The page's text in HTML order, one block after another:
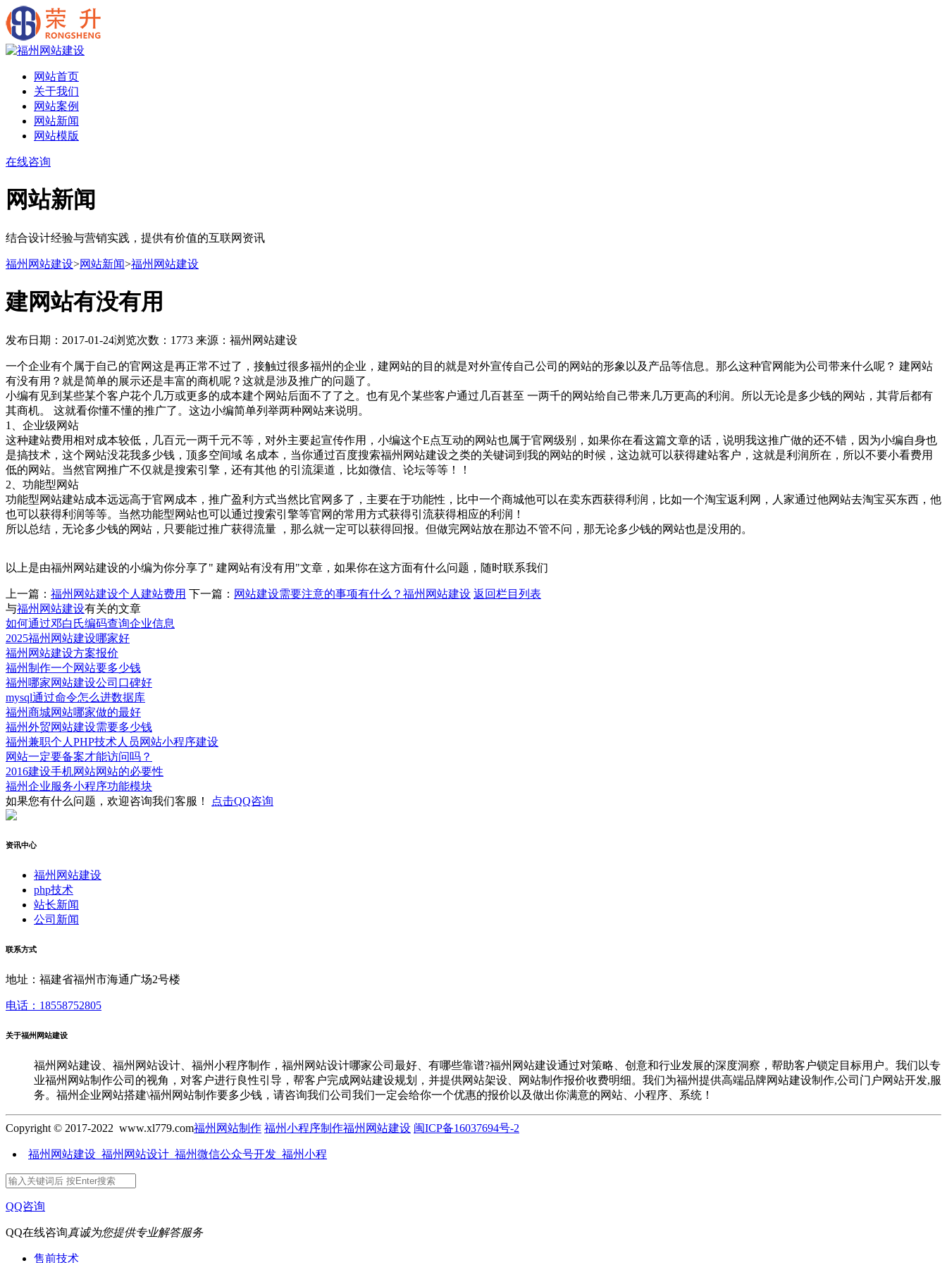
网站首页
关于我们
网站案例
网站新闻
网站模版
在线咨询
网站新闻
结合设计经验与营销实践，提供有价值的互联网资讯
福州网站建设>网站新闻>福州网站建设
建网站有没有用
发布日期：2017-01-24浏览次数：1773 来源：福州网站建设
一个企业有个属于自己的官网这是再正常不过了，接触过很多福州的企业，建网站的目的就是对外宣传自己公司的网站的形象以及产品等信息。那么这种官网能为公司带来什么呢？ 建网站
有没有用？就是简单的展示还是丰富的商机呢？这就是涉及推广的问题了。
小编有见到某些某个客户花个几万或更多的成本建个网站后面不了了之。也有见个某些客户通过几百甚至 一两千的网站给自己带来几万更高的利润。所以无论是多少钱的网站，其背后都有
其商机。 这就看你懂不懂的推广了。这边小编简单列举两种网站来说明。
1、企业级网站
这种建站费用相对成本较低，几百元一两千元不等，对外主要起宣传作用，小编这个E点互动的网站也属于官网级别，如果你在看这篇文章的话，说明我这推广做的还不错，因为小编自身也
是搞技术，这个网站没花我多少钱，顶多空间域 名成本，当你通过百度搜索福州网站建设之类的关键词到我的网站的时候，这边就可以获得建站客户，这就是利润所在，所以不要小看费用
低的网站。当然官网推广不仅就是搜索引擎，还有其他 的引流渠道，比如微信、论坛等等！！
2、功能型网站
功能型网站建站成本远远高于官网成本，推广盈利方式当然比官网多了，主要在于功能性，比中一个商城他可以在卖东西获得利润，比如一个淘宝返利网，人家通过他网站去淘宝买东西，他
也可以获得利润等等。当然功能型网站也可以通过搜索引擎等官网的常用方式获得引流获得相应的利润！
所以总结，无论多少钱的网站，只要能过推广获得流量 ，那么就一定可以获得回报。但做完网站放在那边不管不问，那无论多少钱的网站也是没用的。
以上是由福州网站建设的小编为你分享了" 建网站有没有用"文章，如果你在这方面有什么问题，随时联系我们
上一篇： 福州网站建设个人建站费用 下一篇： 网站建设需要注意的事项有什么？福州网站建设 返回栏目列表
与福州网站建设有关的文章
如何通过邓白氏编码查询企业信息
2025福州网站建设哪家好
福州网站建设方案报价
福州制作一个网站要多少钱
福州哪家网站建设公司口碑好
mysql通过命令怎么进数据库
福州商城网站哪家做的最好
福州外贸网站建设需要多少钱
福州兼职个人PHP技术人员网站小程序建设
网站一定要备案才能访问吗？
2016建设手机网站网站的必要性
福州企业服务小程序功能模块
如果您有什么问题，欢迎咨询我们客服！
点击QQ咨询
资讯中心
福州网站建设
php技术
站长新闻
公司新闻
联系方式
地址：福建省福州市海通广场2号楼
电话：18558752805
关于福州网站建设
福州网站建设、福州网站设计、福州小程序制作，福州网站设计哪家公司最好、有哪些靠谱?福州网站建设通过对策略、创意和行业发展的深度洞察，帮助客户锁定目标用户。我们以专
业福州网站制作公司的视角，对客户进行良性引导，帮客户完成网站建设规划，并提供网站架设、网站制作报价收费明细。我们为福州提供高端品牌网站建设制作,公司门户网站开发,服
务。福州企业网站搭建\福州网站制作要多少钱，请咨询我们公司我们一定会给你一个优惠的报价以及做出你满意的网站、小程序、系统！
Copyright © 2017-2022 www.xl779.com福州网站制作 福州小程序制作福州网站建设 闽ICP备16037694号-2
福州网站建设_福州网站设计_福州微信公众号开发_福州小程
QQ咨询
QQ在线咨询真诚为您提供专业解答服务
售前技术